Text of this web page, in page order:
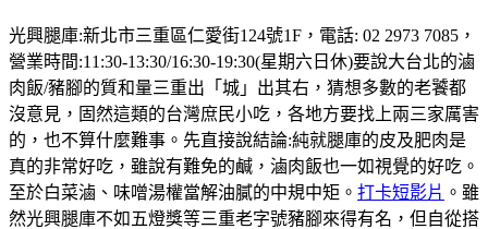
光興腿庫:新北市三重區仁愛街124號1F，電話: 02 2973 7085，
營業時間:11:30-13:30/16:30-19:30(星期六日休)要說大台北的滷
肉飯/豬腳的質和量三重出「城」出其右，猜想多數的老饕都
沒意見，固然這類的台灣庶民小吃，各地方要找上兩三家厲害
的，也不算什麼難事。先直接說結論:純就腿庫的皮及肥肉是
真的非常好吃，雖說有難免的鹹，滷肉飯也一如視覺的好吃。
至於白菜滷、味噌湯權當解油膩的中規中矩。 打卡短影片 。雖
然光興腿庫不如五燈獎等三重老字號豬腳來得有名，但自從搭